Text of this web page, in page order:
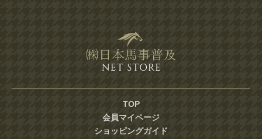
TOP
会員マイページ
ショッピングガイド